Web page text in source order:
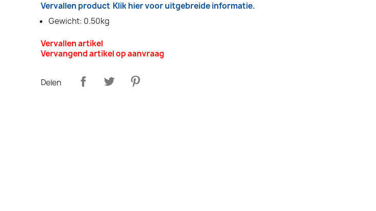
Vervallen product Klik hier voor uitgebreide informatie.
Gewicht: 0.50kg
Vervallen artikel
Vervangend artikel op aanvraag
Delen